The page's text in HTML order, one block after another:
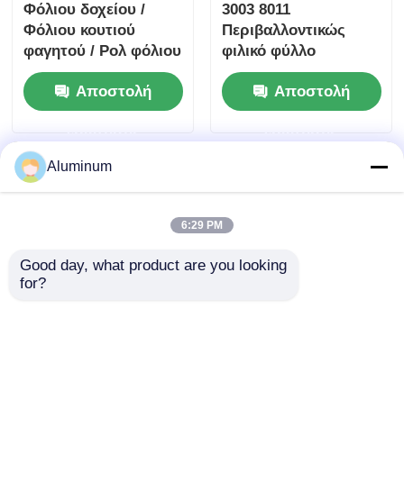
Φόλιου δοχείου /
Φόλιου κουτιού
φαγητού / Ρολ φόλιου
αλουμινίου
Προσαρμόσιμο.
Αποστολή
ερώτησης
3003 8011
Περιβαλλοντικώς
φιλικό φύλλο
αλουμινίου για
ψήσιμο με φούρνο
Αποστολή
ερώτησης
Aluminum
6:29 PM
Good day, what product are you looking
for?